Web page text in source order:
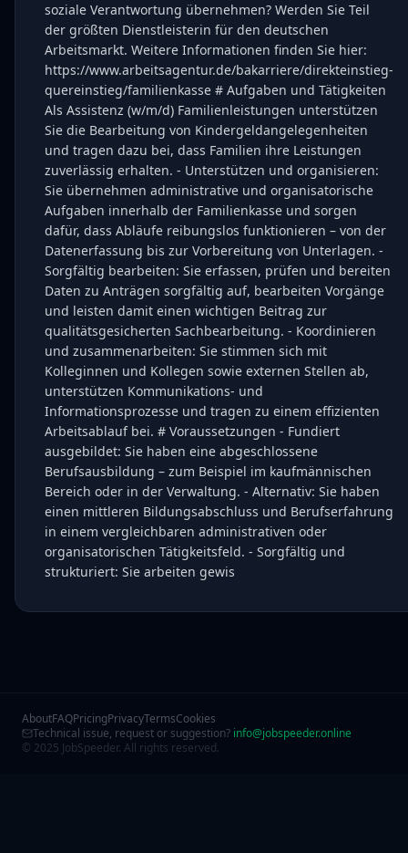
soziale Verantwortung übernehmen? Werden Sie Teil
der größten Dienstleisterin für den deutschen
Arbeitsmarkt. Weitere Informationen finden Sie hier:
https://www.arbeitsagentur.de/bakarriere/direkteinstieg-
quereinstieg/familienkasse # Aufgaben und Tätigkeiten
Als Assistenz (w/m/d) Familienleistungen unterstützen
Sie die Bearbeitung von Kindergeldangelegenheiten
und tragen dazu bei, dass Familien ihre Leistungen
zuverlässig erhalten. - Unterstützen und organisieren:
Sie übernehmen administrative und organisatorische
Aufgaben innerhalb der Familienkasse und sorgen
dafür, dass Abläufe reibungslos funktionieren – von der
Datenerfassung bis zur Vorbereitung von Unterlagen. -
Sorgfältig bearbeiten: Sie erfassen, prüfen und bereiten
Daten zu Anträgen sorgfältig auf, bearbeiten Vorgänge
und leisten damit einen wichtigen Beitrag zur
qualitätsgesicherten Sachbearbeitung. - Koordinieren
und zusammenarbeiten: Sie stimmen sich mit
Kolleginnen und Kollegen sowie externen Stellen ab,
unterstützen Kommunikations- und
Informationsprozesse und tragen zu einem effizienten
Arbeitsablauf bei. # Voraussetzungen - Fundiert
ausgebildet: Sie haben eine abgeschlossene
Berufsausbildung – zum Beispiel im kaufmännischen
Bereich oder in der Verwaltung. - Alternativ: Sie haben
einen mittleren Bildungsabschluss und Berufserfahrung
in einem vergleichbaren administrativen oder
organisatorischen Tätigkeitsfeld. - Sorgfältig und
strukturiert: Sie arbeiten gewis
AboutFAQPricingPrivacyTermsCookies
Technical issue, request or suggestion? info@jobspeeder.online
© 2025 JobSpeeder. All rights reserved.